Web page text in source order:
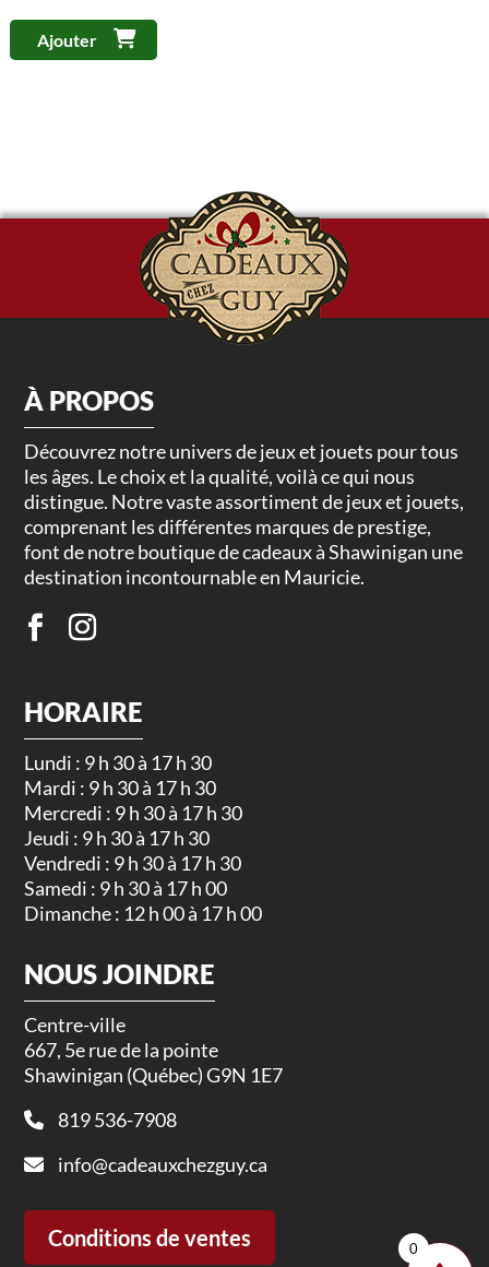
Ajouter
À PROPOS
Découvrez notre univers de jeux et jouets pour tous
les âges. Le choix et la qualité, voilà ce qui nous
distingue. Notre vaste assortiment de jeux et jouets,
comprenant les différentes marques de prestige,
font de notre boutique de cadeaux à Shawinigan une
destination incontournable en Mauricie.
HORAIRE
Lundi : 9 h 30 à 17 h 30
Mardi : 9 h 30 à 17 h 30
Mercredi : 9 h 30 à 17 h 30
Jeudi : 9 h 30 à 17 h 30
Vendredi : 9 h 30 à 17 h 30
Samedi : 9 h 30 à 17 h 00
Dimanche : 12 h 00 à 17 h 00
NOUS JOINDRE
Centre-ville
667, 5e rue de la pointe
Shawinigan (Québec) G9N 1E7
819 536-7908
info@cadeauxchezguy.ca
Conditions de ventes 0